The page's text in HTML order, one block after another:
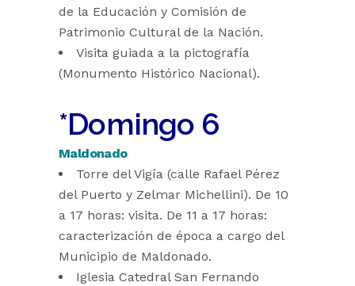
de la Educación y Comisión de
Patrimonio Cultural de la Nación.
Visita guiada a la pictografía
(Monumento Histórico Nacional).
*Domingo 6
Maldonado
Torre del Vigía (calle Rafael Pérez
del Puerto y Zelmar Michellini). De 10
a 17 horas: visita. De 11 a 17 horas:
caracterización de época a cargo del
Municipio de Maldonado.
Iglesia Catedral San Fernando